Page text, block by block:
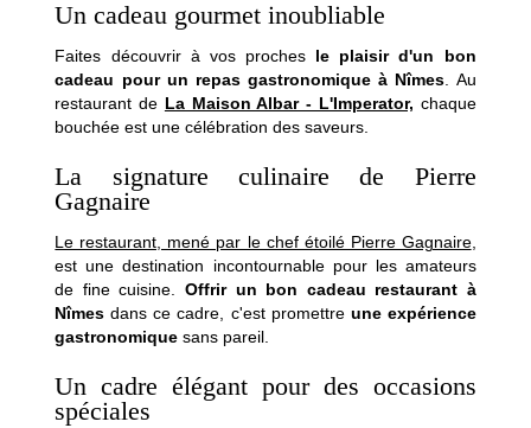
Un cadeau gourmet inoubliable
Faites découvrir à vos proches le plaisir d'un bon
cadeau pour un repas gastronomique à Nîmes . Au
restaurant de La Maison Albar - L'Imperator, chaque
bouchée est une célébration des saveurs.
La signature culinaire de Pierre
Gagnaire
Le restaurant, mené par le chef étoilé Pierre Gagnaire,
est une destination incontournable pour les amateurs
de fine cuisine. Offrir un bon cadeau restaurant à
Nîmes dans ce cadre, c'est promettre une expérience
gastronomique sans pareil.
Un cadre élégant pour des occasions
spéciales